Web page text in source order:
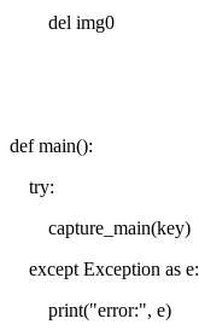
del img0
def main():
try:
capture_main(key)
except Exception as e:
print("error:", e)